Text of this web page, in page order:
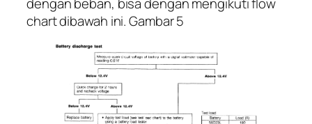
chart dibawah ini. Gambar 5